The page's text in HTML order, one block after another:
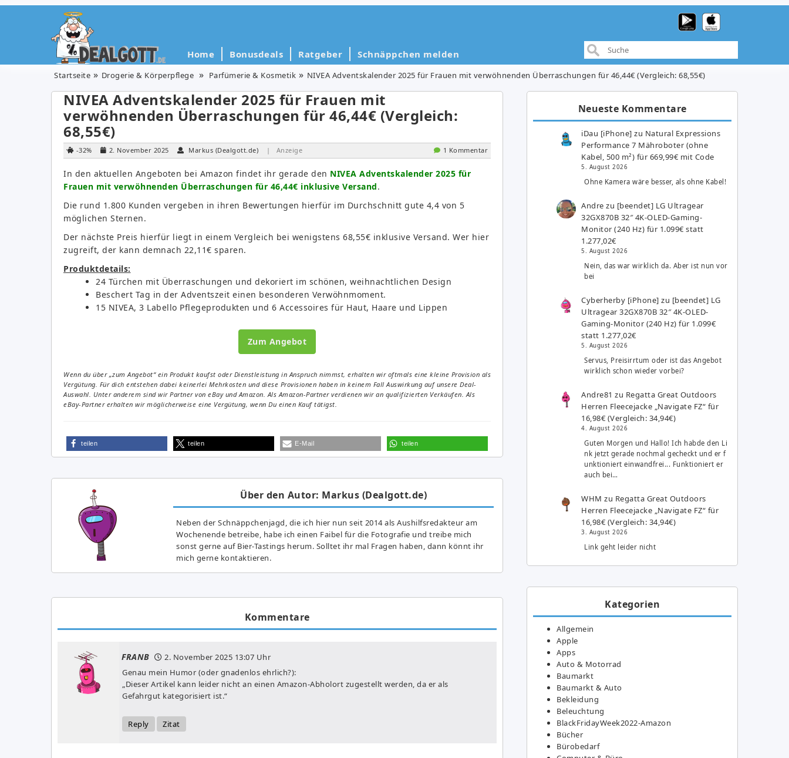
Home Bonusdeals Ratgeber Schnäppchen melden
Startseite Drogerie & Körperpflege Parfümerie & Kosmetik NIVEA Adventskalender 2025 für Frauen mit verwöhnenden Überraschungen für 46,44€ (Vergleich: 68,55€)
NIVEA Adventskalender 2025 für Frauen mit
verwöhnenden Überraschungen für 46,44€ (Vergleich:
68,55€)
-32% 2. November 2025 Markus (Dealgott.de) | Anzeige 1 Kommentar
In den aktuellen Angeboten bei Amazon findet ihr gerade den NIVEA Adventskalender 2025 für
Frauen mit verwöhnenden Überraschungen für 46,44€ inklusive Versand.
Die rund 1.800 Kunden vergeben in ihren Bewertungen hierfür im Durchschnitt gute 4,4 von 5
möglichen Sternen.
Der nächste Preis hierfür liegt in einem Vergleich bei wenigstens 68,55€ inklusive Versand. Wer hier
zugreift, der kann demnach 22,11€ sparen.
Produktdetails:
24 Türchen mit Überraschungen und dekoriert im schönen, weihnachtlichen Design
Beschert Tag in der Adventszeit einen besonderen Verwöhnmoment.
15 NIVEA, 3 Labello Pflegeprodukten und 6 Accessoires für Haut, Haare und Lippen
Zum Angebot
Wenn du über „zum Angebot“ ein Produkt kaufst oder Dienstleistung in Anspruch nimmst, erhalten wir oftmals eine kleine Provision als
Vergütung. Für dich entstehen dabei keinerlei Mehrkosten und diese Provisionen haben in keinem Fall Auswirkung auf unsere Deal-
Auswahl. Unter anderem sind wir Partner von eBay und Amazon. Als Amazon-Partner verdienen wir an qualifizierten Verkäufen. Als
eBay-Partner erhalten wir möglicherweise eine Vergütung, wenn Du einen Kauf tätigst.
teilen teilen E-Mail teilen
Über den Autor: Markus (Dealgott.de)
Neben der Schnäppchenjagd, die ich hier nun seit 2014 als Aushilfsredakteur am
Wochenende betreibe, habe ich einen Faibel für die Fotografie und treibe mich
sonst gerne auf Bier-Tastings herum. Solltet ihr mal Fragen haben, dann könnt ihr
mich gerne kontaktieren.
Kommentare
FRANB 2. November 2025 13:07 Uhr
Genau mein Humor (oder gnadenlos ehrlich?):
„Dieser Artikel kann leider nicht an einen Amazon-Abholort zugestellt werden, da er als
Gefahrgut kategorisiert ist.“
Reply Zitat
Neueste Kommentare
iDau [iPhone] zu Natural Expressions
Performance 7 Mähroboter (ohne
Kabel, 500 m²) für 669,99€ mit Code
5. August 2026
Ohne Kamera wäre besser, als ohne Kabel!
Andre zu [beendet] LG Ultragear
32GX870B 32″ 4K-OLED-Gaming-
Monitor (240 Hz) für 1.099€ statt
1.277,02€
5. August 2026
Nein, das war wirklich da. Aber ist nun vor
bei
Cyberherby [iPhone] zu [beendet] LG
Ultragear 32GX870B 32″ 4K-OLED-
Gaming-Monitor (240 Hz) für 1.099€
statt 1.277,02€
5. August 2026
Servus, Preisirrtum oder ist das Angebot
wirklich schon wieder vorbei?
Andre81 zu Regatta Great Outdoors
Herren Fleecejacke „Navigate FZ“ für
16,98€ (Vergleich: 34,94€)
4. August 2026
Guten Morgen und Hallo! Ich habde den Li
nk jetzt gerade nochmal gecheckt und er f
unktioniert einwandfrei... Funktioniert er
auch bei…
WHM zu Regatta Great Outdoors
Herren Fleecejacke „Navigate FZ“ für
16,98€ (Vergleich: 34,94€)
3. August 2026
Link geht leider nicht
Kategorien
Allgemein
Apple
Apps
Auto & Motorrad
Baumarkt
Baumarkt & Auto
Bekleidung
Beleuchtung
BlackFridayWeek2022-Amazon
Bücher
Bürobedarf